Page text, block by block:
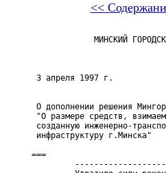
<<
МИНСКИЙ
3 апреля 1997 г.
О дополнении решения
"О размере средств,
созданную инженерно-
инфраструктуру г.Минска"
===